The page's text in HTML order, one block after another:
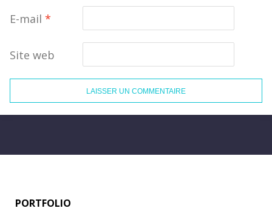
E-mail *
Site web
PORTFOLIO